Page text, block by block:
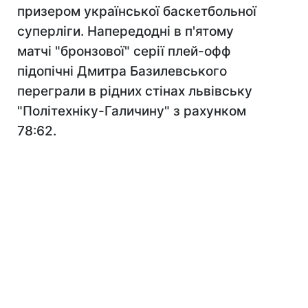
призером української баскетбольної
суперліги. Напередодні в п'ятому
матчі "бронзової" серії плей-офф
підопічні Дмитра Базилевського
переграли в рідних стінах львівську
"Політехніку-Галичину" з рахунком
78:62.